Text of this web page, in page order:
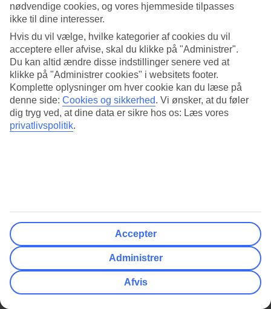
Peloponnes, så du kan finde det der passer bedst til dig. På visse
hoteller indgår all Inclusive i grundprisen mens det på andre findes
som tilvalg, når du bestiller rejsen.
Vis mere
FILTER
Rejsemål
Pris
Afrejselufthavn
nødvendige cookies, og vores hjemmeside tilpasses
ikke til dine interesser.
Hvis du vil vælge, hvilke kategorier af cookies du vil
acceptere eller afvise, skal du klikke på "Administrer".
Du kan altid ændre disse indstillinger senere ved at
klikke på "Administrer cookies" i websitets footer.
Komplette oplysninger om hver cookie kan du læse på
denne side: Cookies og sikkerhed. Vi ønsker, at du føler
dig tryg ved, at dine data er sikre hos os: Læs vores
privatlivspolitik.
Accepter
Administrer
Afvis